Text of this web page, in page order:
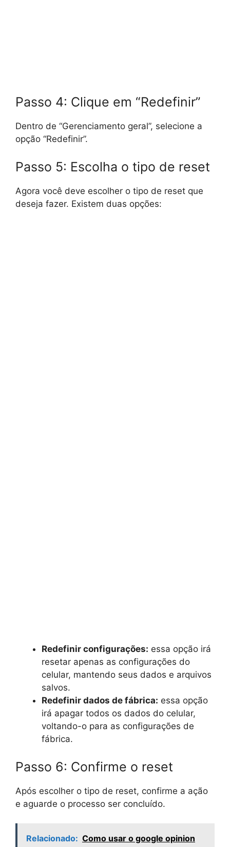
Passo 4: Clique em “Redefinir”
Dentro de “Gerenciamento geral”, selecione a
opção “Redefinir”.
Passo 5: Escolha o tipo de reset
Agora você deve escolher o tipo de reset que
deseja fazer. Existem duas opções:
Redefinir configurações: essa opção irá
resetar apenas as configurações do
celular, mantendo seus dados e arquivos
salvos.
Redefinir dados de fábrica: essa opção
irá apagar todos os dados do celular,
voltando-o para as configurações de
fábrica.
Passo 6: Confirme o reset
Após escolher o tipo de reset, confirme a ação
e aguarde o processo ser concluído.
Relacionado: Como usar o google opinion